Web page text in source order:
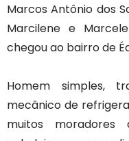
Marcos Antônio dos
Marcilene e
chegou ao bairro de
Homem simples,
mecânico de
muitos moradores